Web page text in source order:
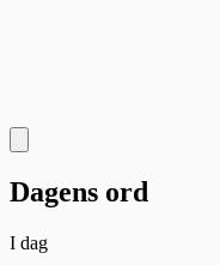
Dagens ord
I dag